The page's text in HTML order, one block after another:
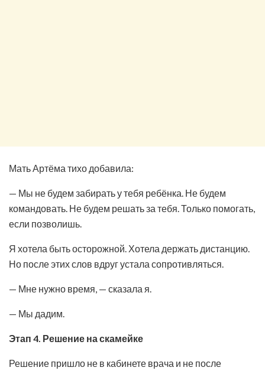
Мать Артёма тихо добавила:
— Мы не будем забирать у тебя ребёнка. Не будем
командовать. Не будем решать за тебя. Только помогать,
если позволишь.
Я хотела быть осторожной. Хотела держать дистанцию.
Но после этих слов вдруг устала сопротивляться.
— Мне нужно время, — сказала я.
— Мы дадим.
Этап 4. Решение на скамейке
Решение пришло не в кабинете врача и не после